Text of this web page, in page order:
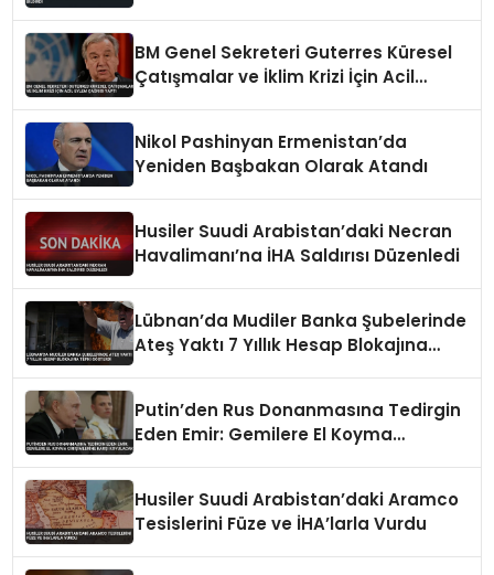
BM Genel Sekreteri Guterres Küresel
Çatışmalar ve İklim Krizi İçin Acil
Nikol Pashinyan Ermenistan’da
Yeniden Başbakan Olarak Atandı
Husiler Suudi Arabistan’daki Necran
Havalimanı’na İHA Saldırısı Düzenledi
Lübnan’da Mudiler Banka Şubelerinde
Ateş Yaktı 7 Yıllık Hesap Blokajına
Putin’den Rus Donanmasına Tedirgin
Eden Emir: Gemilere El Koyma
Husiler Suudi Arabistan’daki Aramco
Tesislerini Füze ve İHA’larla Vurdu